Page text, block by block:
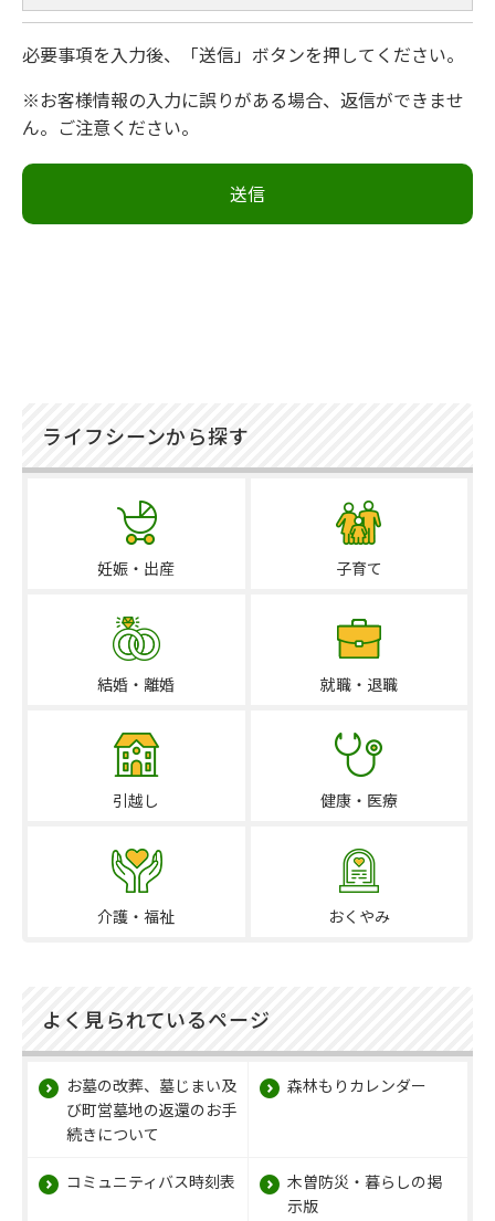
必要事項を入力後、「送信」ボタンを押してください。
※お客様情報の入力に誤りがある場合、返信ができませ
ん。ご注意ください。
ライフシーンから探す
妊娠・出産 子育て
結婚・離婚 就職・退職
引越し 健康・医療
介護・福祉 おくやみ
よく見られているページ
お墓の改葬、墓じまい及
び町営墓地の返還のお手
続きについて
森林もりカレンダー
コミュニティバス時刻表
木曽防災・暮らしの掲
示版